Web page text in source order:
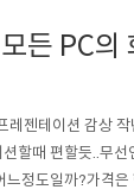
든 PC의
젠테이션 감상
할때 편할듯..무
정도일까?가격